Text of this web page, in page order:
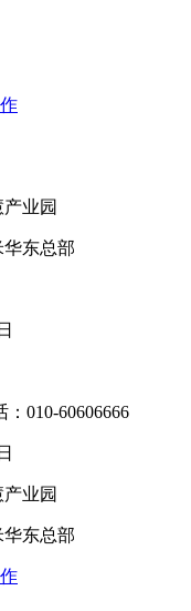
业园
东总部
010-60606666
业园
东总部